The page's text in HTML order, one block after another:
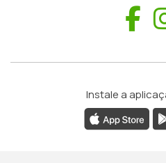
Instale a